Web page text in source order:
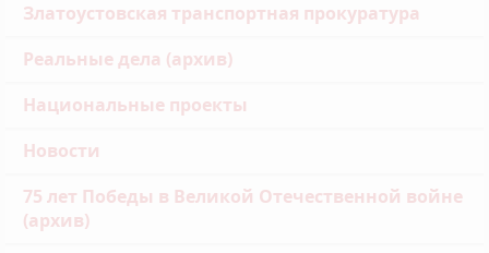
Златоустовская транспортная прокуратура
Реальные дела (архив)
Национальные проекты
Новости
75 лет Победы в Великой Отечественной войне
(архив)